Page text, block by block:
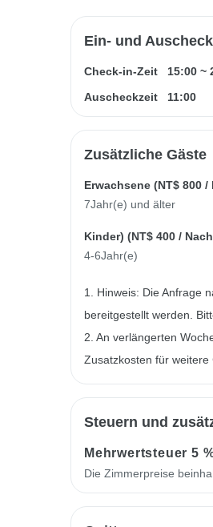
Ein- und
Check-in-Zeit 15:00 ~
Auscheckzeit
11:00
Zusätzliche Gäste
Erwachsene (NT$ 800 /
7Jahr(e) und älter
Kinder) (NT$ 400 /
4-6Jahr(e)
1. Hinweis: Die Anfrage
bereitgestellt werden.
2. An verlängerten
Zusatzkosten für weitere
Steuern und
Mehrwertsteuer5
Die Zimmerpreise